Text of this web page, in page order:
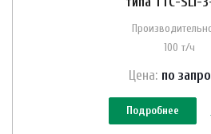
100 т/ч
Цена: по запр
Подробнее